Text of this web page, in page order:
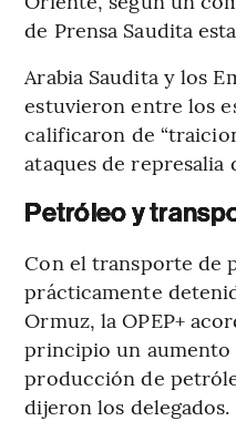
de Prensa Saudita
Arabia Saudita y los
estuvieron entre los
calificaron de
ataques de
Petróleo y
Con el transporte de
prácticamente
Ormuz, la OPEP+
principio un aumento
producción de
dijeron los delegados.